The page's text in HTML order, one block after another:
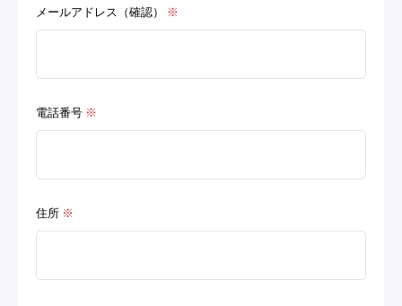
メールアドレス（確認） ※
電話番号 ※
住所 ※